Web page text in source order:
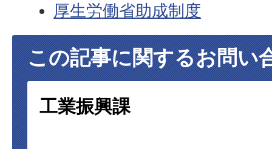
厚生労働省助成制度
この記事に関するお問い
工業振興課